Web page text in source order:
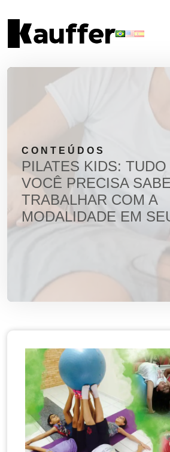
CONTEÚDOS
PILATES KIDS:
VOCÊ PRECISA
TRABALHAR COM A
MODALIDADE EM